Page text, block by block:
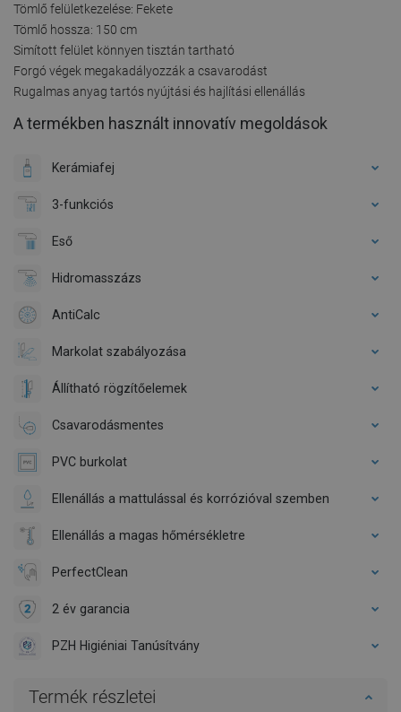
Tömlő felületkezelése: Fekete
Tömlő hossza: 150 cm
Simított felület könnyen tisztán tartható
Forgó végek megakadályozzák a csavarodást
Rugalmas anyag tartós nyújtási és hajlítási ellenállás
A termékben használt innovatív megoldások
Kerámiafej
3-funkciós
Eső
Hidromasszázs
AntiCalc
Markolat szabályozása
Állítható rögzítőelemek
Csavarodásmentes
PVC burkolat
Ellenállás a mattulással és korrózióval szemben
Ellenállás a magas hőmérsékletre
PerfectClean
2 év garancia
PZH Higiéniai Tanúsítvány
Termék részletei